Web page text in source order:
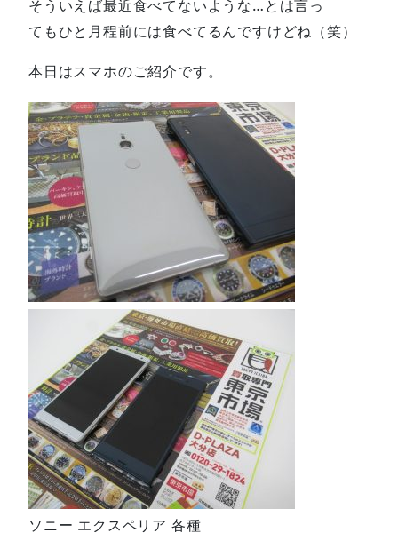
そういえば最近食べてないような…とは言っ
てもひと月程前には食べてるんですけどね（笑）
本日はスマホのご紹介です。
ソニー エクスペリア 各種